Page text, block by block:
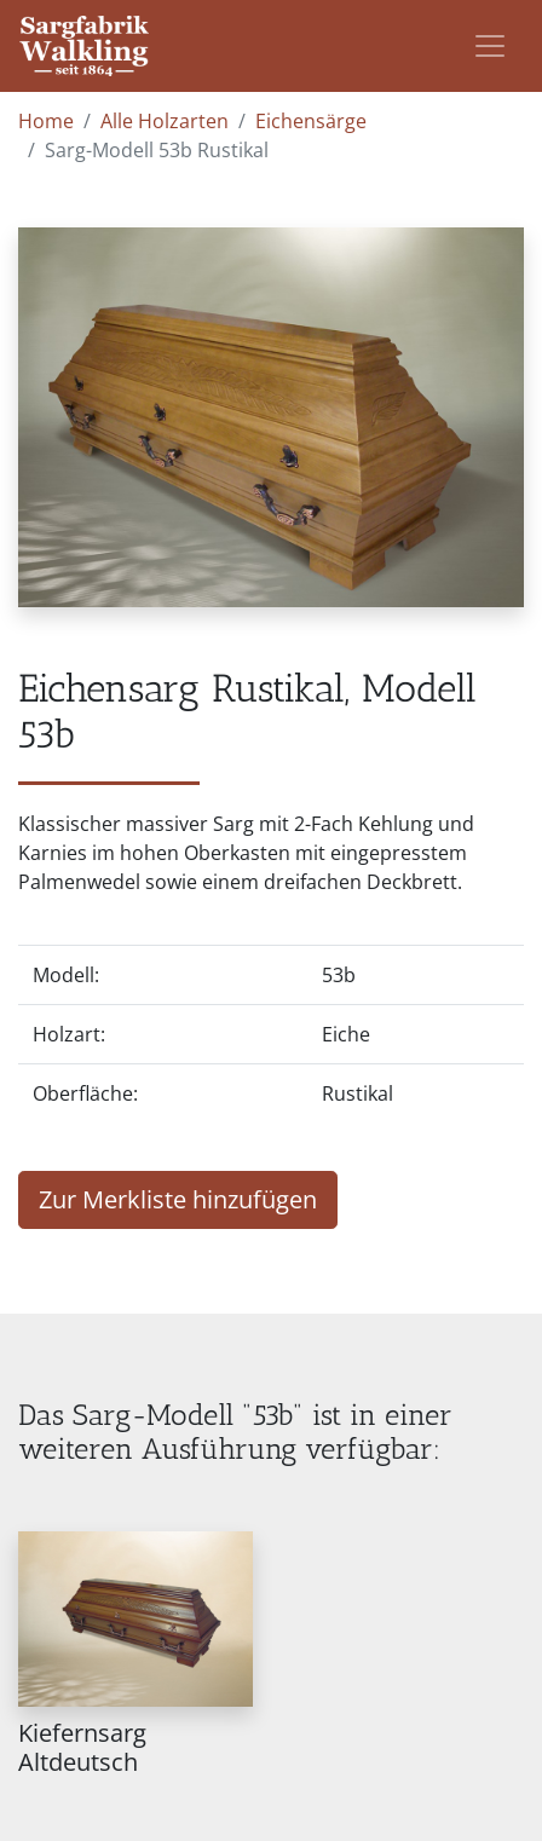
Home Alle Holzarten
Eichensärge
Sarg-Modell 53b Rustikal
Eichensarg Rustikal, Modell
53b
Klassischer massiver Sarg mit 2-Fach Kehlung und
Karnies im hohen Oberkasten mit eingepresstem
Palmenwedel sowie einem dreifachen Deckbrett.
Modell: 53b
Holzart: Eiche
Oberfläche: Rustikal
Zur Merkliste hinzufügen
Das Sarg-Modell "53b" ist in einer
weiteren Ausführung verfügbar:
Kiefernsarg
Altdeutsch